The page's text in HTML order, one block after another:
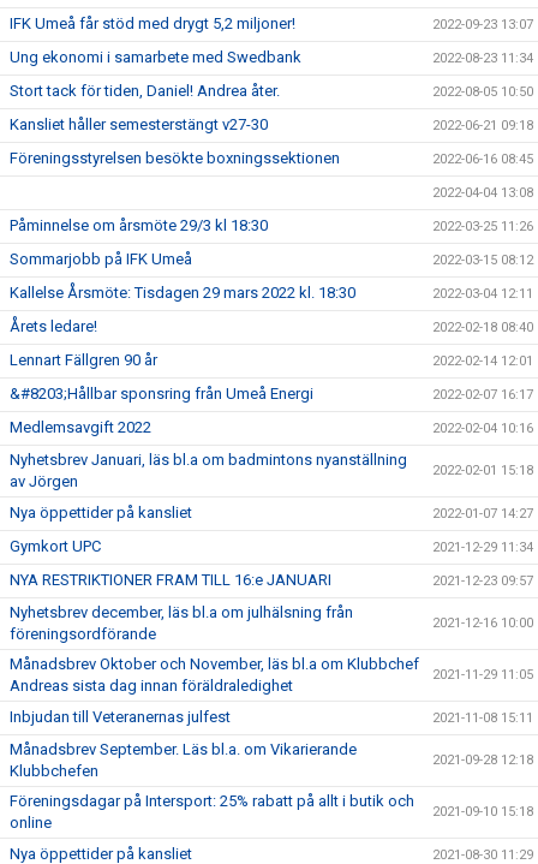
IFK Umeå får stöd med drygt 5,2 miljoner! 2022-09-23 13:07
Ung ekonomi i samarbete med Swedbank 2022-08-23 11:34
Stort tack för tiden, Daniel! Andrea åter. 2022-08-05 10:50
Kansliet håller semesterstängt v27-30 2022-06-21 09:18
Föreningsstyrelsen besökte boxningssektionen 2022-06-16 08:45
2022-04-04 13:08
Påminnelse om årsmöte 29/3 kl 18:30 2022-03-25 11:26
Sommarjobb på IFK Umeå 2022-03-15 08:12
Kallelse Årsmöte: Tisdagen 29 mars 2022 kl. 18:30 2022-03-04 12:11
Årets ledare! 2022-02-18 08:40
Lennart Fällgren 90 år 2022-02-14 12:01
&#8203;Hållbar sponsring från Umeå Energi 2022-02-07 16:17
Medlemsavgift 2022 2022-02-04 10:16
Nyhetsbrev Januari, läs bl.a om badmintons nyanställning
av Jörgen
2022-02-01 15:18
Nya öppettider på kansliet 2022-01-07 14:27
Gymkort UPC 2021-12-29 11:34
NYA RESTRIKTIONER FRAM TILL 16:e JANUARI 2021-12-23 09:57
Nyhetsbrev december, läs bl.a om julhälsning från
föreningsordförande
2021-12-16 10:00
Månadsbrev Oktober och November, läs bl.a om Klubbchef
Andreas sista dag innan föräldraledighet
2021-11-29 11:05
Inbjudan till Veteranernas julfest 2021-11-08 15:11
Månadsbrev September. Läs bl.a. om Vikarierande
Klubbchefen
2021-09-28 12:18
Föreningsdagar på Intersport: 25% rabatt på allt i butik och
online
2021-09-10 15:18
Nya öppettider på kansliet 2021-08-30 11:29